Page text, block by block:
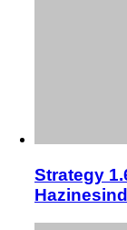
Strategy